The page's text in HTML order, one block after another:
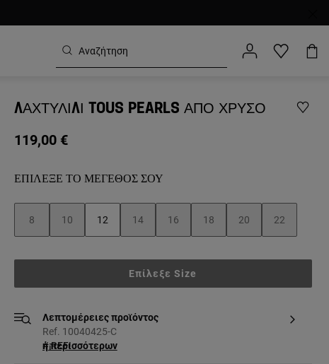
ΔΑΧΤΥΛΊΔΙ TOUS PEARLS ΑΠΌ ΧΡΥΣΌ
119,00 €
ΕΠΊΛΕΞΕ ΤΟ ΜΈΓΕΘΌΣ ΣΟΥ
8 10 12 14 16 18 20 22
Επίλεξε Size
Λεπτομέρειες προϊόντος
Ref. 10040425-C
#¡REF!
Προβολή περισσότερων